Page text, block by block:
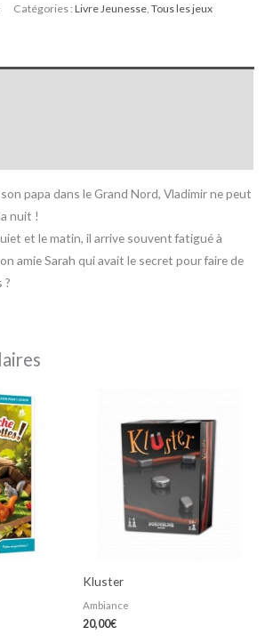
Catégories :Livre Jeunesse ,Tous les jeux
papa dans le Grand Nord, Vladimir ne peut
nuit !
et le matin, il arrive souvent fatigué à
amie Sarah qui avait le secret pour faire de
?
Kluster
Ambiance
20,00€